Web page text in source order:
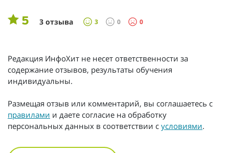
5 3 отзыва 3 0 0
Редакция ИнфоХит не несет ответственности за
содержание отзывов, результаты обучения
индивидуальны.
Размещая отзыв или комментарий, вы соглашаетесь с
правилами и даете согласие на обработку
персональных данных в соответствии с условиями.